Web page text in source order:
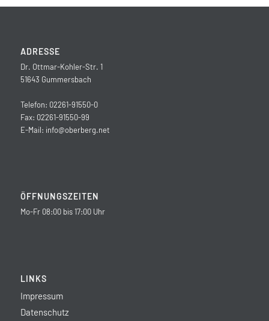
ADRESSE
Dr. Ottmar-Kohler-Str. 1
51643 Gummersbach
Telefon: 02261-91550-0
Fax: 02261-91550-99
E-Mail: info@oberberg.net
ÖFFNUNGSZEITEN
Mo-Fr 08:00 bis 17:00 Uhr
LINKS
Impressum
Datenschutz